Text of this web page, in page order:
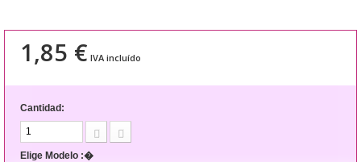
1,85 € IVA incluído
Cantidad:
Elige Modelo :�